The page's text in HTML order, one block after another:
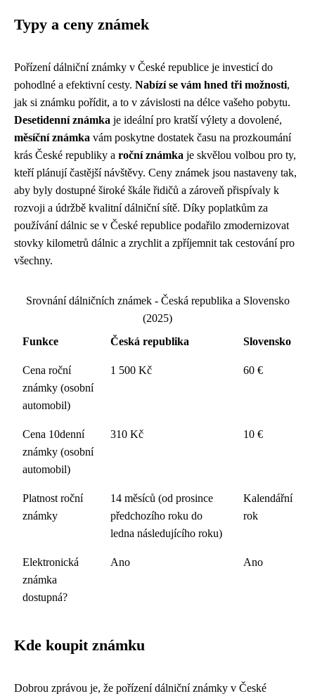
Typy a ceny známek
Pořízení dálniční známky v České republice je investicí do
pohodlné a efektivní cesty. Nabízí se vám hned tři možnosti,
jak si známku pořídit, a to v závislosti na délce vašeho pobytu.
Desetidenní známka je ideální pro kratší výlety a dovolené,
měsíční známka vám poskytne dostatek času na prozkoumání
krás České republiky a roční známka je skvělou volbou pro ty,
kteří plánují častější návštěvy. Ceny známek jsou nastaveny tak,
aby byly dostupné široké škále řidičů a zároveň přispívaly k
rozvoji a údržbě kvalitní dálniční sítě. Díky poplatkům za
používání dálnic se v České republice podařilo zmodernizovat
stovky kilometrů dálnic a zrychlit a zpříjemnit tak cestování pro
všechny.
Srovnání dálničních známek - Česká republika a Slovensko
(2025)
Funkce
Česká republika Slovensko
Cena roční
známky (osobní
automobil)
1 500 Kč 60 €
Cena 10denní
známky (osobní
automobil)
310 Kč 10 €
Platnost roční
známky
14 měsíců (od prosince
předchozího roku do
ledna následujícího roku)
Kalendářní
rok
Elektronická
známka
dostupná?
Ano Ano
Kde koupit známku
Dobrou zprávou je, že pořízení dálniční známky v České